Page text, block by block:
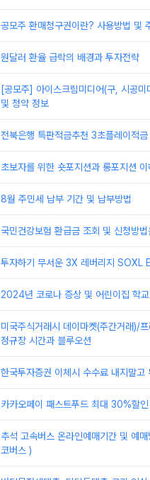
공모주 환매청구권이란? 사용방법 및
원달러 환율 급락의 배경과 투자전략
[공모주] 아이스크림미디어(구, 시공미
및 청약 정보
전북은행 특판적금추천 3초플레이적
초보자를 위한 숏포지션과 롱포지션 이
8월 주민세 납부 기간 및 납부방법
국민건강보험 환급금 조회 및 신청방법
투자하기 무서운 3X 레버리지 SOXL
2024년 코로나 증상 및 어린이집 학
미국주식거래시 데이마켓(주간거래)/
정규장 시간과 블루오션
한국투자증권 이체시 수수료 내지말고
카카오페이 패스트푸드 최대 30%할인
추석 고속버스 온라인예매기간 및 예
코버스 )